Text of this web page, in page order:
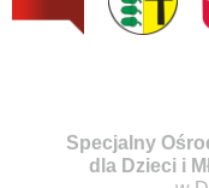
Specjalny
dla Dzieci i